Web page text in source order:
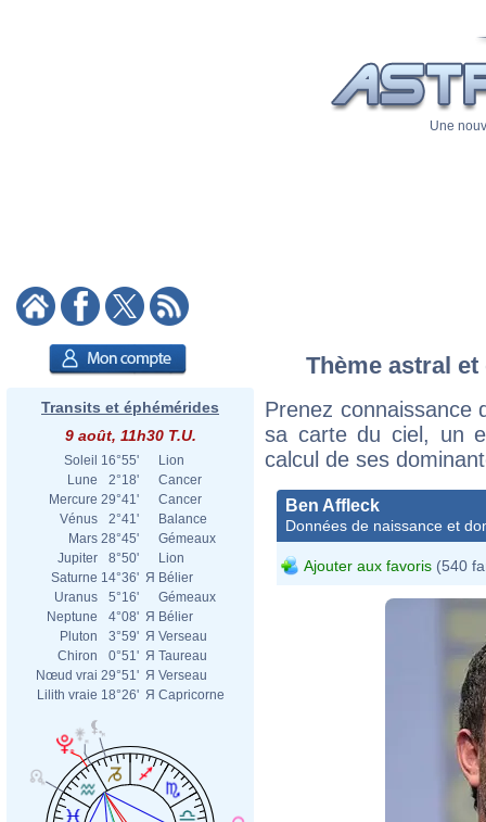
Une
Transits et éphémérides
9 août, 11h30 T.U.
Soleil 16°55'
Lion
Lune
2°18'
Cancer
Mercure 29°41'
Cancer
Vénus
2°41'
Balance
Mars 28°45'
Gémeaux
Jupiter
8°50'
Lion
Saturne 14°36' Я Bélier
Uranus
5°16'
Gémeaux
Neptune
4°08' Я Bélier
Pluton
3°59' Я Verseau
Chiron
0°51' Я Taureau
Nœud vrai 29°51' Я Verseau
Lilith vraie 18°26' Я Capricorne
Thème astral
Prenez connaissance
sa carte du ciel, un
calcul de ses
Ben Affleck
Données de naissance et
Ajouter aux favoris (540